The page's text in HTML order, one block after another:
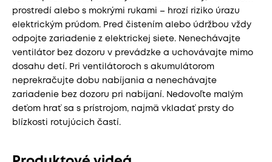
prostredí alebo s mokrými rukami – hrozí riziko úrazu
elektrickým prúdom. Pred čistením alebo údržbou vždy
odpojte zariadenie z elektrickej siete. Nenechávajte
ventilátor bez dozoru v prevádzke a uchovávajte mimo
dosahu detí. Pri ventilátoroch s akumulátorom
neprekračujte dobu nabíjania a nenechávajte
zariadenie bez dozoru pri nabíjaní. Nedovoľte malým
deťom hrať sa s prístrojom, najmä vkladať prsty do
blízkosti rotujúcich častí.